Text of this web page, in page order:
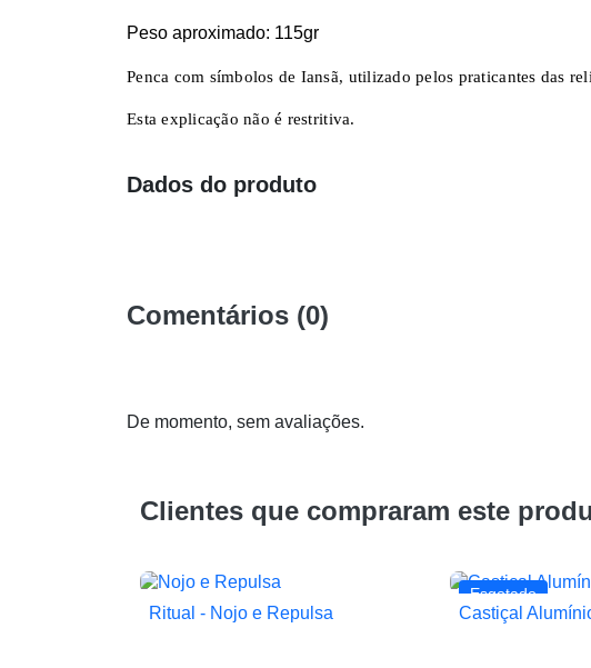
Peso aproximado: 115gr
Penca com símbolos de Iansã, utilizado pelos praticantes das
Esta explicação não é restritiva.
Dados do produto
Comentários (0)
De momento, sem avaliações.
Clientes que compraram este
 Vista rápida
Ritual - Nojo e Repulsa
Esgotado

Castiçal